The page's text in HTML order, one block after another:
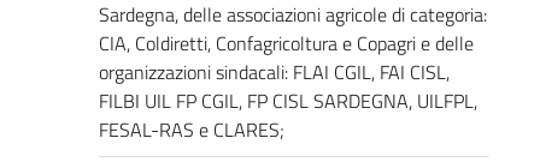
Sardegna, delle associazioni agricole di categoria:
CIA, Coldiretti, Confagricoltura e Copagri e delle
organizzazioni sindacali: FLAI CGIL, FAI CISL,
FILBI UIL FP CGIL, FP CISL SARDEGNA, UILFPL,
FESAL-RAS e CLARES;